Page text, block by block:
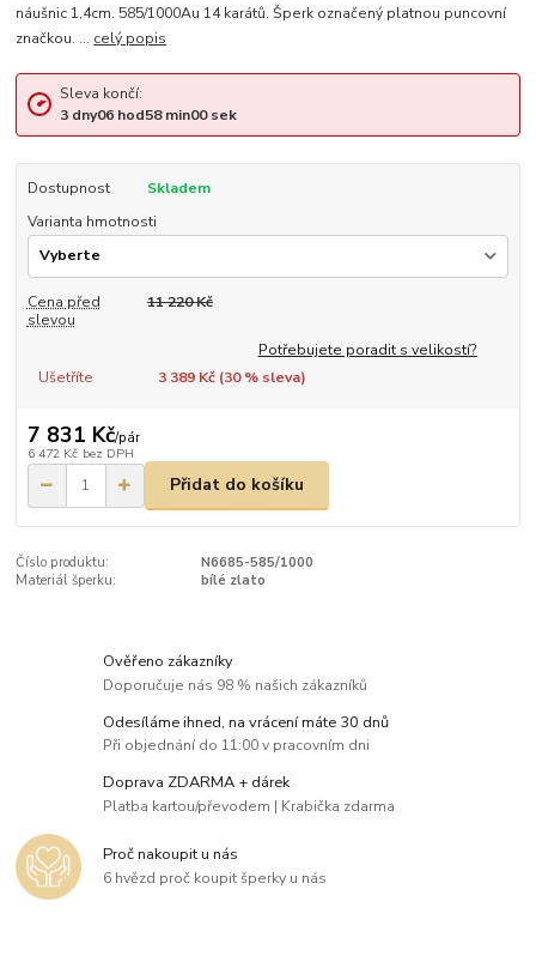
náušnic 1,4cm. 585/1000Au 14 karátů. Šperk označený platnou puncovní
značkou. ... celý popis
Sleva končí:
3 dny06hod58min00sek
Dostupnost
Skladem
Varianta hmotnosti
Cena před
slevou
11 220 Kč
Potřebujete poradit s velikostí?
Ušetříte
3 389 Kč (30% sleva)
7 831 Kč/pár
6 472 Kč bez DPH
Přidat do košíku
Číslo produktu:
N6685-585/1000
Materiál šperku:
bílé zlato
Ověřeno zákazníky
Doporučuje nás 98 % našich zákazníků
Odesíláme ihned, na vrácení máte 30 dnů
Při objednání do 11:00 v pracovním dni
Doprava ZDARMA + dárek
Platba kartou/převodem | Krabička zdarma
Proč nakoupit u nás
6 hvězd proč koupit šperky u nás